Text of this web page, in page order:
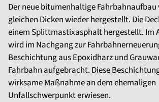
Der neue bitumenhaltige Fahrbahnaufbau
gleichen Dicken wieder hergestellt. Die
einem Splittmastixasphalt hergestellt. Im
wird im Nachgang zur
Beschichtung aus Epoxidharz und
Fahrbahn aufgebracht. Diese
wirksame Maßnahme an dem ehemaligen
Unfallschwerpunkt erwiesen.